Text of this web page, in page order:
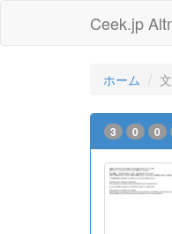
Ceek.jp
ホーム
3 0 0